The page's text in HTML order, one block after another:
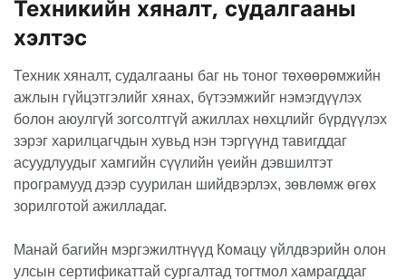
Техникийн хяналт, судалгааны
хэлтэс
Техник хяналт, судалгааны баг нь тоног төхөөрөмжийн
ажлын гүйцэтгэлийг хянах, бүтээмжийг нэмэгдүүлэх
болон аюулгүй зогсолтгүй ажиллах нөхцлийг бүрдүүлэх
зэрэг харилцагчдын хувьд нэн тэргүүнд тавигддаг
асуудлуудыг хамгийн сүүлийн үеийн дэвшилтэт
програмууд дээр суурилан шийдвэрлэх, зөвлөмж өгөх
зорилготой ажилладаг.
Манай багийн мэргэжилтнүүд Комацу үйлдвэрийн олон
улсын сертификаттай сургалтад тогтмол хамрагддаг